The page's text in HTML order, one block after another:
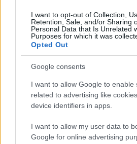
I want to opt-out of Collection,
Retention, Sale, and/or Sharing
Personal Data that Is Unrelated
Purposes for which it was
Opted Out
Google consents
I want to allow Google to enable
related to advertising like
device identifiers in apps.
I want to allow my user data to
Google for online advertising